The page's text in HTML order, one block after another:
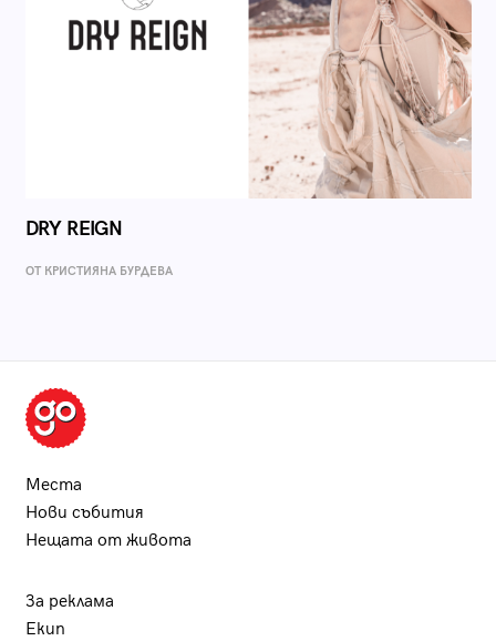
DRY REIGN
ОТ КРИСТИЯНА БУРДЕВА
Места
Нови събития
Нещата от живота
За реклама
Екип